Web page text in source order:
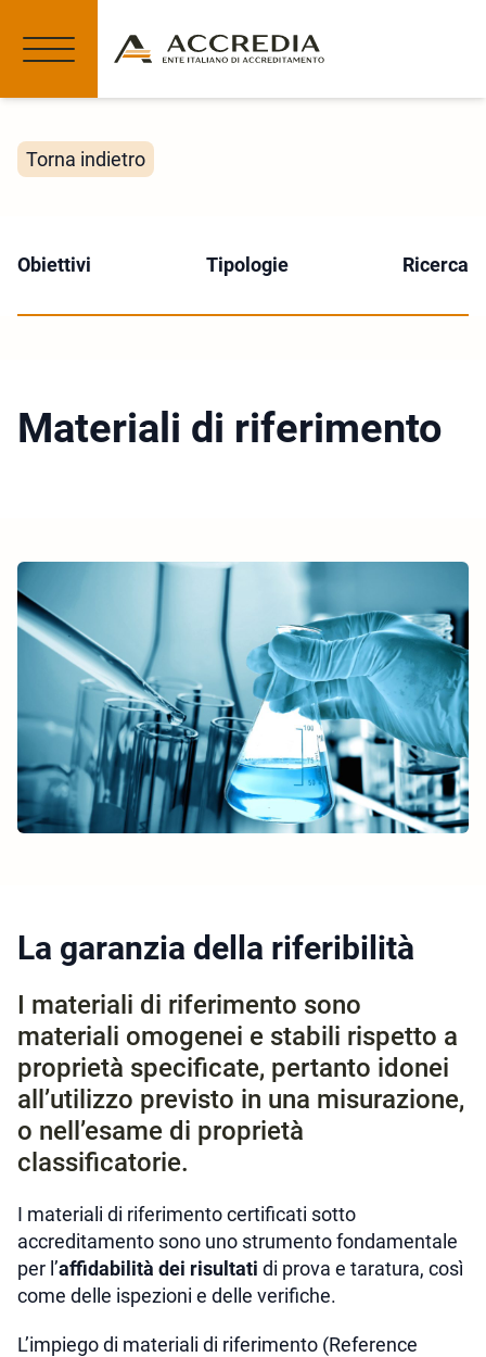
Torna indietro
Obiettivi Tipologie Ricerca
Materiali di riferimento
La garanzia della riferibilità
I materiali di riferimento sono
materiali omogenei e stabili rispetto a
proprietà specificate, pertanto idonei
all’utilizzo previsto in una misurazione,
o nell’esame di proprietà
classificatorie.
I materiali di riferimento certificati sotto
accreditamento sono uno strumento fondamentale
per l’affidabilità dei risultati di prova e taratura, così
come delle ispezioni e delle verifiche.
L’impiego di materiali di riferimento (Reference